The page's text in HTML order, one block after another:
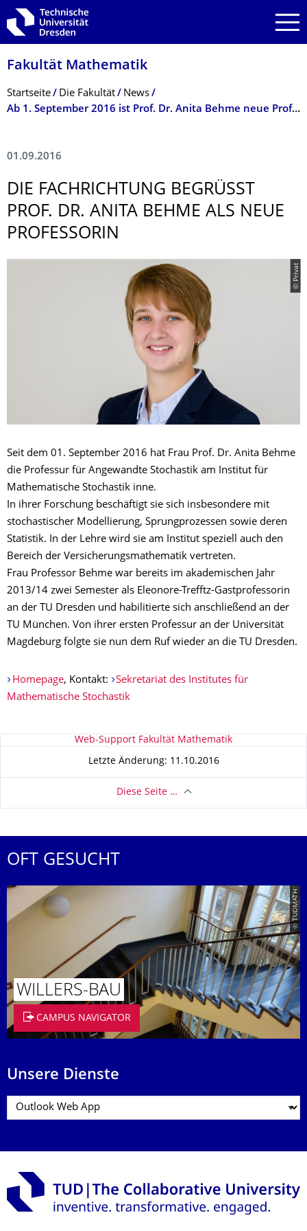
Zur Hauptnavigation springen
Zur Suche springen
Zum Inhalt springen
Fakultät Mathematik
Breadcrumb-Menü
Startseite Die Fakultät
News
Ab 1. September 2016 ist Prof. Dr. Anita Behme neue Professorin am Inst. für Mathematische Stochastik
01.09.2016
DIE FACHRICHTUNG BEGRÜSST P
ROF. DR. ANITA BEHME ALS NEUE P
ROFESSORIN
© Privat
Seit dem 01. September 2016 hat Frau Prof. Dr. Anita Behme
die Professur für Angewandte Stochastik am Institut für
Mathematische Stochastik inne.
In ihrer Forschung beschäftigt sie sich insbesondere mit
stochastischer Modellierung, Sprungprozessen sowie deren
Statistik. In der Lehre wird sie am Institut speziell auch den
Bereich der Versicherungsmathematik vertreten.
Frau Professor Behme war bereits im akademischen Jahr
2013/14 zwei Semester als Eleonore-Trefftz-Gastprofessorin
an der TU Dresden und habilitierte sich anschließend an der
TU München. Von ihrer ersten Professur an der Universität
Magdeburg folgte sie nun dem Ruf wieder an die TU Dresden.
Homepage, Kontakt:
Sekretariat des Institutes für
Mathematische Stochastik
Zu dieser SeiteWeb-Support Fakultät Mathematik
Letzte Änderung: 11.10.2016
Diese Seite …
OFT GESUCHT
© TUDMATH
WILLERS-BAU
CAMPUS NAVIGATOR
Unsere Dienste